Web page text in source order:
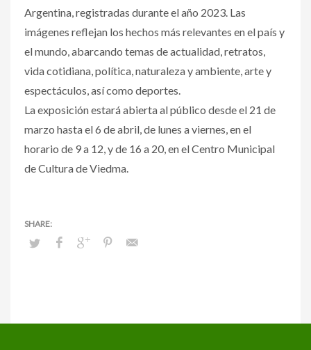
Argentina, registradas durante el año 2023. Las
imágenes reflejan los hechos más relevantes en el país y
el mundo, abarcando temas de actualidad, retratos,
vida cotidiana, política, naturaleza y ambiente, arte y
espectáculos, así como deportes.
La exposición estará abierta al público desde el 21 de
marzo hasta el 6 de abril, de lunes a viernes, en el
horario de 9 a 12, y de 16 a 20, en el Centro Municipal
de Cultura de Viedma.